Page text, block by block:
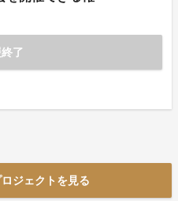
了
ジェクトを見る